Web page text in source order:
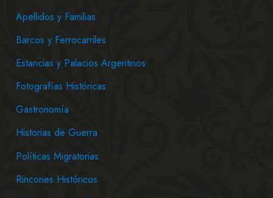
Apellidos y Familias
Barcos y Ferrocarriles
Estancias y Palacios Argentinos
Fotografías Históricas
Gastronomía
Historias de Guerra
Políticas Migratorias
Rincones Históricos